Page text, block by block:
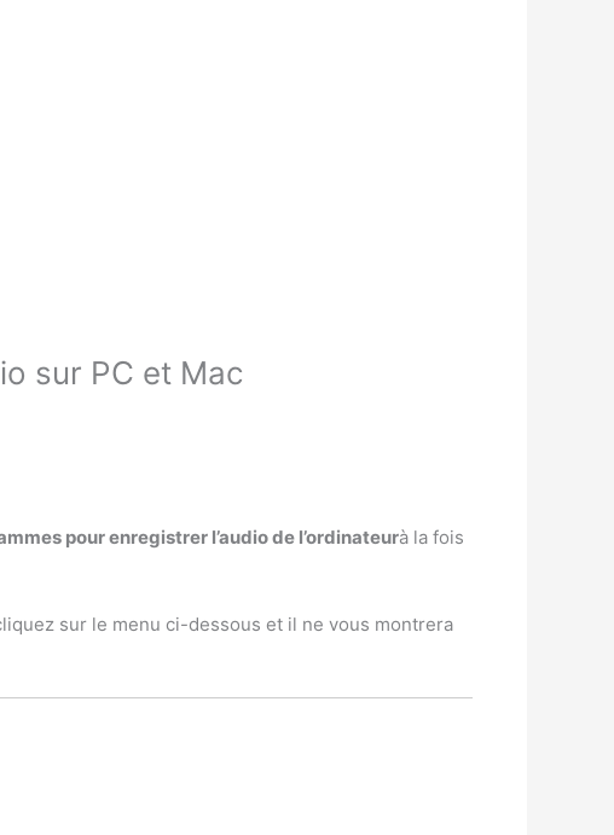
sur PC et Mac
pour enregistrer l’audio de l’ordinateurà la fois
sur le menu ci-dessous et il ne vous montrera